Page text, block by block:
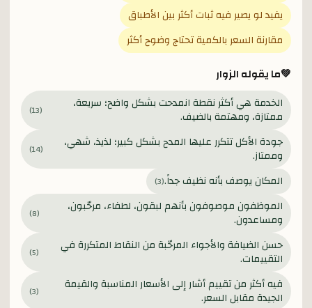
يفيد لو يصير فيه ثبات أكثر بين الأطباق
مقارنة السعر بالكمية تحتاج وضوح أكثر
💚ما يقوله الزوار
الخدمة هي أكثر نقطة انمدحت بشكل واضح؛ سريعة،
ممتازة، ومهتمة بالضيف. (
13
)
جودة الأكل تتكرر عليها المدح بشكل كبير؛ لذيذ، شهي،
وممتاز. (
14
)
المكان يوصف بأنه نظيف جداً.(
3
)
الموظفون موصوفون بأنهم لبقون، لطفاء، مرحّبون،
ومساعدون. (
8
)
حسن الضيافة والأجواء المرحّبة من النقاط المتكررة في
التقييمات. (
5
)
فيه أكثر من تقييم أشار إلى الأسعار المناسبة والقيمة
الجيدة مقابل السعر. (
3
)